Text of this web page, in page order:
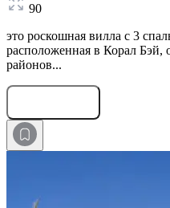
90
это роскошная вилла с 3
расположенная в Корал
районов...